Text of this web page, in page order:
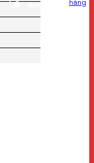
đơn hàng
hàng